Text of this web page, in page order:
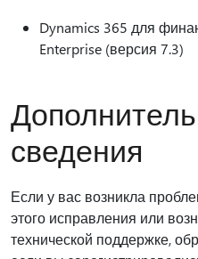
Dynamics 365 для
Enterprise (версия 7.3)
сведения
Если у вас возникла
этого исправления или
технической поддержке,